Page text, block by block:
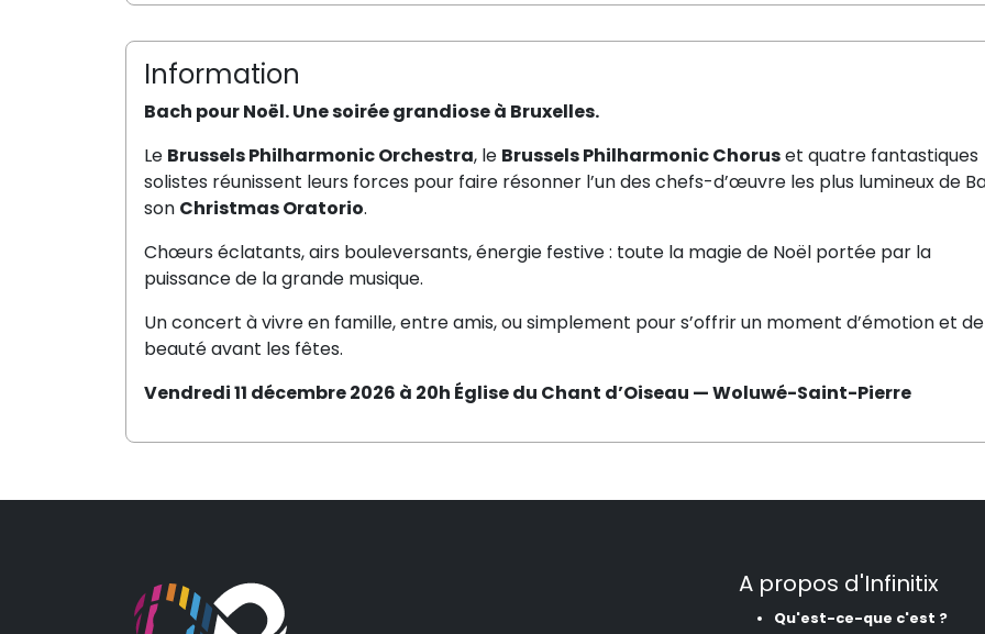
Information
Bach pour Noël. Une soirée grandiose à Bruxelles.
Le Brussels Philharmonic Orchestra, le Brussels Philharmonic Choruset quatre fantastiques
solistes réunissent leurs forces pour faire résonner l’un des chefs-d’œuvre les plus lumineux de
son Christmas Oratorio.
Chœurs éclatants, airs bouleversants, énergie festive : toute la magie de Noël portée par la
puissance de la grande musique.
Un concert à vivre en famille, entre amis, ou simplement pour s’offrir un moment d’émotion et de
beauté avant les fêtes.
Vendredi 11 décembre 2026 à 20h Église du Chant d’Oiseau — Woluwé-Saint-Pierre
A propos d'Infinitix
Qu'est-ce-que c'est ?